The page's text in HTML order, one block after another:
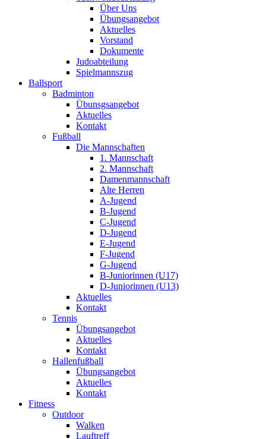
Über Uns
Übungsangebot
Aktuelles
Vorstand
Dokumente
Judoabteilung
Spielmannszug
Ballsport
Badminton
Übunsgsangebot
Aktuelles
Kontakt
Fußball
Die Mannschaften
1. Mannschaft
2. Mannschaft
Damenmannschaft
Alte Herren
A-Jugend
B-Jugend
C-Jugend
D-Jugend
E-Jugend
F-Jugend
G-Jugend
B-Juniorinnen (U17)
D-Juniorinnen (U13)
Aktuelles
Kontakt
Tennis
Übungsangebot
Aktuelles
Kontakt
Hallenfußball
Übungsangebot
Aktuelles
Kontakt
Fitness
Outdoor
Walken
Lauftreff